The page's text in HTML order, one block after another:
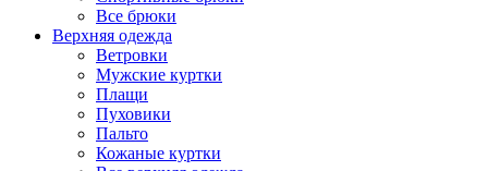
Все брюки
Верхняя одежда
Ветровки
Мужские куртки
Плащи
Пуховики
Пальто
Кожаные куртки